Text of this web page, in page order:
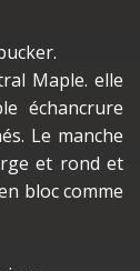
Maple. elle
échancrure
Le manche
et rond et
bloc comme